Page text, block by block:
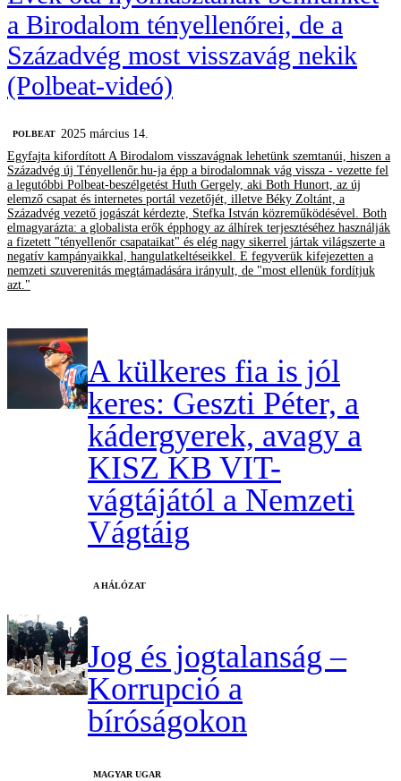
a Birodalom tényellenőrei, de a
Századvég most visszavág nekik
(Polbeat-videó)
‎POLBEAT
2025 március 14.
Egyfajta kifordított A Birodalom visszavágnak lehetünk szemtanúi, hiszen a
Századvég új Tényellenőr.hu-ja épp a birodalomnak vág vissza - vezette fel
a legutóbbi Polbeat-beszélgetést Huth Gergely, aki Both Hunort, az új
elemző csapat és internetes portál vezetőjét, illetve Béky Zoltánt, a
Századvég vezető jogászát kérdezte, Stefka István közreműködésével. Both
elmagyarázta: a globalista erők épphogy az álhírek terjesztéséhez használják
a fizetett "tényellenőr csapataikat" és elég nagy sikerrel jártak világszerte a
negatív kampányaikkal, hangulatkeltéseikkel. E fegyverük kifejezetten a
nemzeti szuverenitás megtámadására irányult, de "most ellenük fordítjuk
azt."
A külkeres fia is jól
keres: Geszti Péter, a
kádergyerek, avagy a
KISZ KB VIT-
vágtájától a Nemzeti
Vágtáig
A HÁLÓZAT
Jog és jogtalanság –
Korrupció a
bíróságokon
MAGYAR UGAR